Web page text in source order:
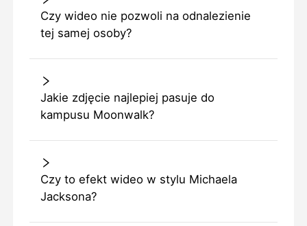
Czy wideo nie pozwoli na odnalezienie
tej samej osoby?
Jakie zdjęcie najlepiej pasuje do
kampusu Moonwalk?
Czy to efekt wideo w stylu Michaela
Jacksona?